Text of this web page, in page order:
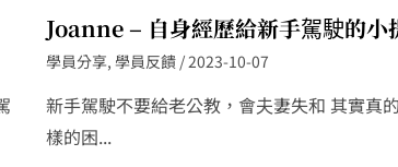
Joanne – 自身經歷給新手駕駛的小
學員分享, 學員反饋/2023-10-07
新手駕駛不要給老公教，會夫妻失和 其實真
樣的困...